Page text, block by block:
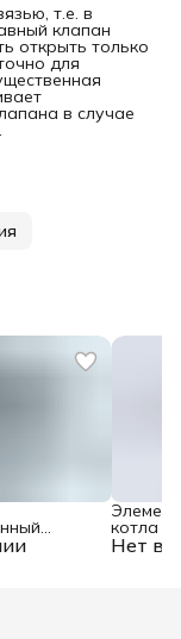
т.е. в
клапан
открыть только
для
в случае
Нет в
котла